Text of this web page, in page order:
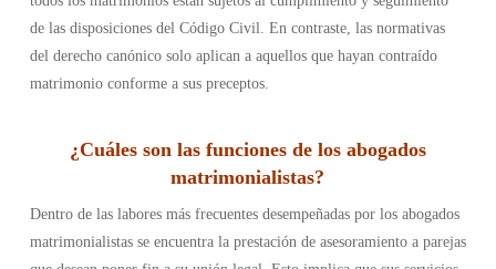
de las disposiciones del Código Civil. En contraste, las normativas
del derecho canónico solo aplican a aquellos que hayan contraído
matrimonio conforme a sus preceptos.
¿Cuáles son las funciones de los abogados
matrimonialistas?
Dentro de las labores más frecuentes desempeñadas por los abogados
matrimonialistas se encuentra la prestación de asesoramiento a parejas